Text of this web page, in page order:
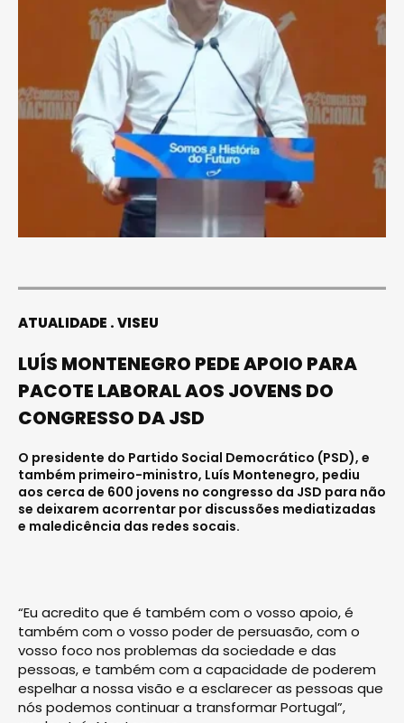
ATUALIDADE VISEU
LUÍS MONTENEGRO PEDE APOIO PARA
PACOTE LABORAL AOS JOVENS DO
CONGRESSO DA JSD
O presidente do Partido Social Democrático (PSD), e
também primeiro-ministro, Luís Montenegro, pediu
aos cerca de 600 jovens no congresso da JSD para não
se deixarem acorrentar por discussões mediatizadas
e maledicência das redes socais.
“Eu acredito que é também com o vosso apoio, é
também com o vosso poder de persuasão, com o
vosso foco nos problemas da sociedade e das
pessoas, e também com a capacidade de poderem
espelhar a nossa visão e a esclarecer as pessoas que
nós podemos continuar a transformar Portugal”,